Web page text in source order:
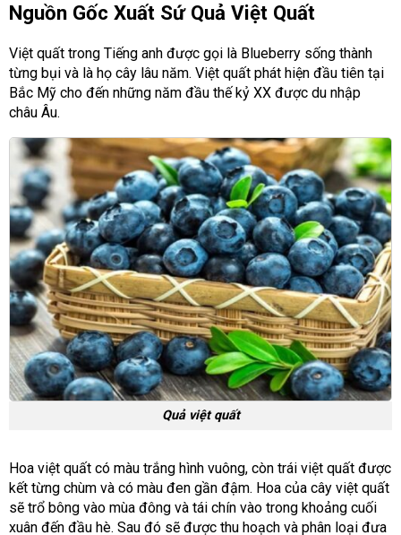
Nguồn Gốc Xuất Sứ Quả Việt Quất
Việt quất trong Tiếng anh được gọi là Blueberry sống thành
từng bụi và là họ cây lâu năm. Việt quất phát hiện đầu tiên tại
Bắc Mỹ cho đến những năm đầu thế kỷ XX được du nhập
châu Âu.
Quả việt quất
Hoa việt quất có màu trắng hình vuông, còn trái việt quất được
kết từng chùm và có màu đen gần đậm. Hoa của cây việt quất
sẽ trổ bông vào mùa đông và tái chín vào trong khoảng cuối
xuân đến đầu hè. Sau đó sẽ được thu hoạch và phân loại đưa